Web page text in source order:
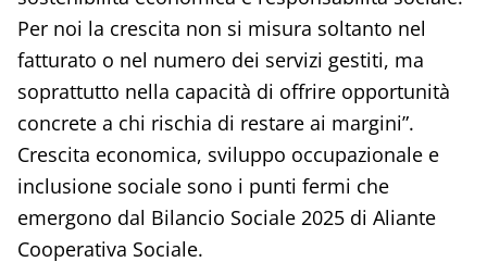
Per noi la crescita non si misura soltanto nel
fatturato o nel numero dei servizi gestiti, ma
soprattutto nella capacità di offrire opportunità
concrete a chi rischia di restare ai margini”.
Crescita economica, sviluppo occupazionale e
inclusione sociale sono i punti fermi che
emergono dal Bilancio Sociale 2025 di Aliante
Cooperativa Sociale.